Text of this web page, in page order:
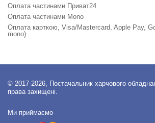
Оплата частинами Приват24
Оплата частинами Mono
Оплата карткою, Visa/Mastercard, Apple Pay,
mono)
© 2017-2026, Постачальник харчового
права захищені.
Ми приймаємо